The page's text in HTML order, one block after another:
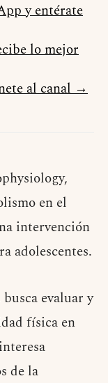
y entérate
lo mejor
al canal →
en el
intervención
adolescentes.
evaluar y
física en
de la